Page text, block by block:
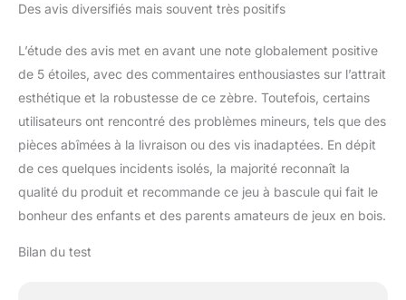
Des avis diversifiés mais souvent très positifs
L’étude des avis met en avant une note globalement positive
de 5 étoiles, avec des commentaires enthousiastes sur l’attrait
esthétique et la robustesse de ce zèbre. Toutefois, certains
utilisateurs ont rencontré des problèmes mineurs, tels que des
pièces abîmées à la livraison ou des vis inadaptées. En dépit
de ces quelques incidents isolés, la majorité reconnaît la
qualité du produit et recommande ce jeu à bascule qui fait le
bonheur des enfants et des parents amateurs de jeux en bois.
Bilan du test